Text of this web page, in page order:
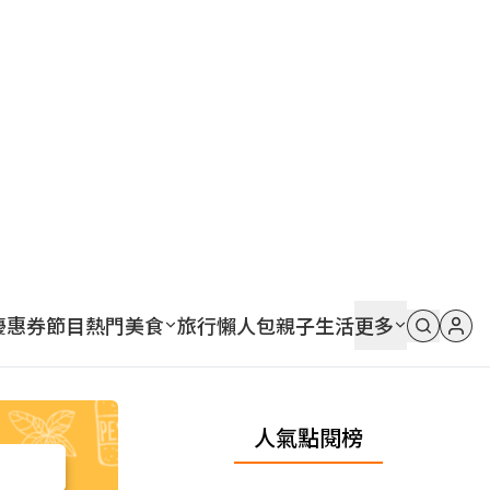
惠券節目熱門美食 旅行懶人包親子生活更多
人氣點閱榜